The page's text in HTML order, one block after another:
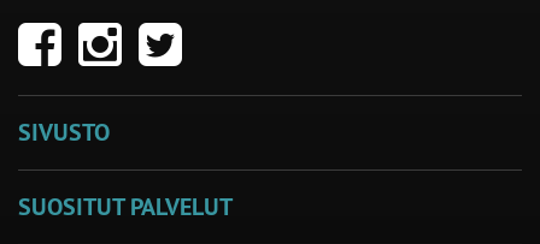
SIVUSTO
SUOSITUT PALVELUT